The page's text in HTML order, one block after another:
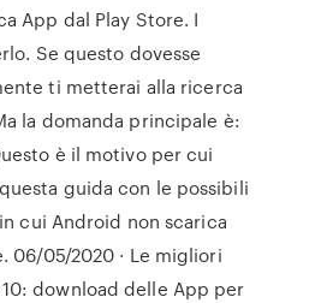
App dal Play Store. I
Se questo dovesse
ti metterai alla ricerca
la domanda principale è:
è il motivo per cui
guida con le possibili
cui Android non scarica
06/05/2020 · Le migliori
download delle App per